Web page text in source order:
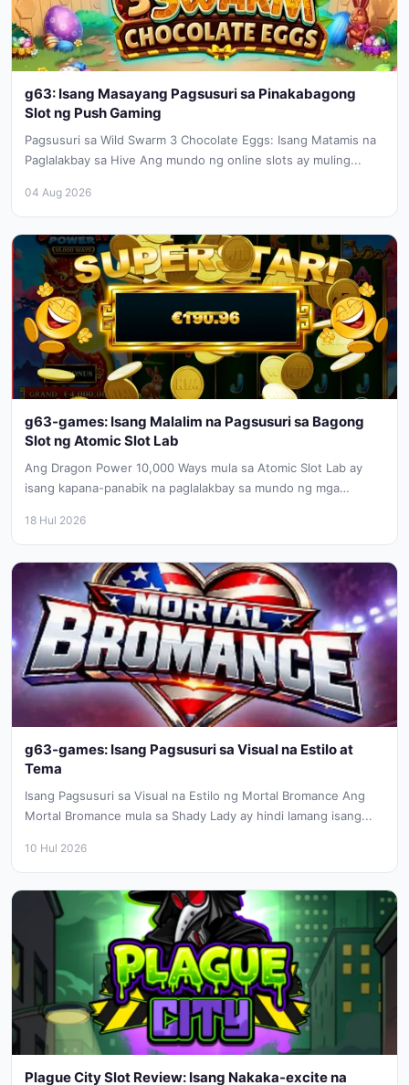
g63: Isang Masayang Pagsusuri sa Pinakabagong
Slot ng Push Gaming
Pagsusuri sa Wild Swarm 3 Chocolate Eggs: Isang Matamis na
Paglalakbay sa Hive Ang mundo ng online slots ay muling...
04 Aug 2026
g63-games: Isang Malalim na Pagsusuri sa Bagong
Slot ng Atomic Slot Lab
Ang Dragon Power 10,000 Ways mula sa Atomic Slot Lab ay
isang kapana-panabik na paglalakbay sa mundo ng mga
18 Hul 2026
g63-games: Isang Pagsusuri sa Visual na Estilo at
Tema
Isang Pagsusuri sa Visual na Estilo ng Mortal Bromance Ang
Mortal Bromance mula sa Shady Lady ay hindi lamang isang...
10 Hul 2026
Plague City Slot Review: Isang Nakaka-excite na